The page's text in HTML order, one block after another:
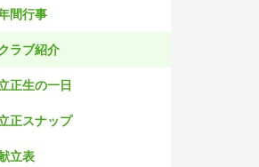
間行事
ラブ紹介
正生の一日
正スナップ
立表